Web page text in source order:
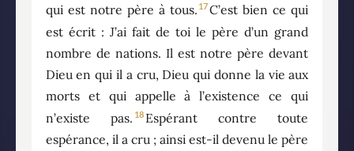
qui est notre père à tous. 17C’est bien ce qui
est écrit : J’ai fait de toi le père d’un grand
nombre de nations. Il est notre père devant
Dieu en qui il a cru, Dieu qui donne la vie aux
morts et qui appelle à l’existence ce qui
n’existe pas. 18 Espérant contre toute
espérance, il a cru ; ainsi est-il devenu le père